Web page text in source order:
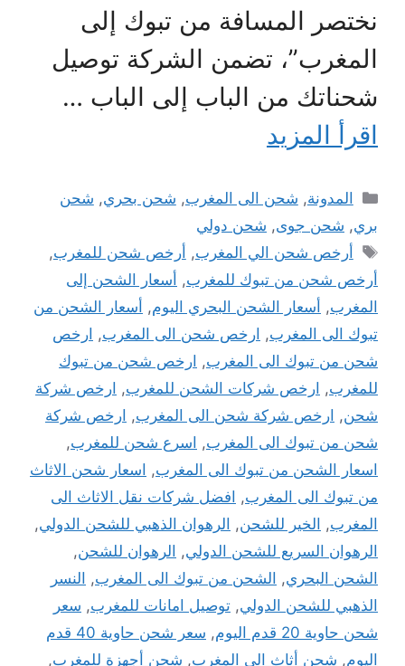
نختصر المسافة من تبوك إلى
المغرب”، تضمن الشركة توصيل
شحناتك من الباب إلى الباب …
اقرأ المزيد
التصنيفات
المدونة, شحن الى المغرب, شحن بحري, شحن
بري, شحن جوى, شحن دولي
الوسوم
أرخص شحن الي المغرب, أرخص شحن للمغرب,
أرخص شحن من تبوك للمغرب, أسعار الشحن إلى
المغرب, أسعار الشحن البحري اليوم, أسعار الشحن من
تبوك الى المغرب, ارخص شحن الى المغرب, ارخص
شحن من تبوك الى المغرب, ارخص شحن من تبوك
للمغرب, ارخص شركات الشحن للمغرب, ارخص شركة
شحن, ارخص شركة شحن الى المغرب, ارخص شركة
شحن من تبوك الى المغرب, اسرع شحن للمغرب,
اسعار الشحن من تبوك الى المغرب, اسعار شحن الاثاث
من تبوك الى المغرب, افضل شركات نقل الاثاث الى
المغرب, الخير للشحن, الرهوان الذهبي للشحن الدولي,
الرهوان السريع للشحن الدولي, الرهوان للشحن,
الشحن البحري, الشحن من تبوك الى المغرب, النسر
الذهبي للشحن الدولي, توصيل امانات للمغرب, سعر
شحن حاوية 20 قدم اليوم
,
سعر شحن حاوية 40 قدم
اليوم, شحن أثاث الى المغرب, شحن أجهزة للمغرب,